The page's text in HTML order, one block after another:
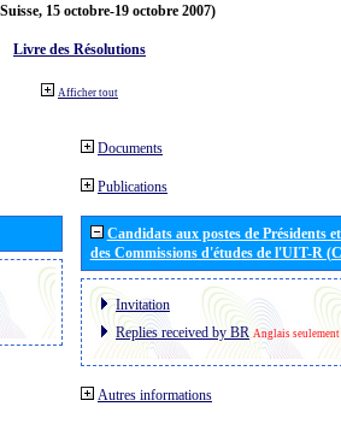
15 octobre-19 octobre 2007)
Livre des Résolutions
Afficher tout
Documents
Publications
Candidats aux postes de Présidents
des Commissions d'études de l'UIT-R
Invitation
Replies received by BR Anglais seulement
Autres informations